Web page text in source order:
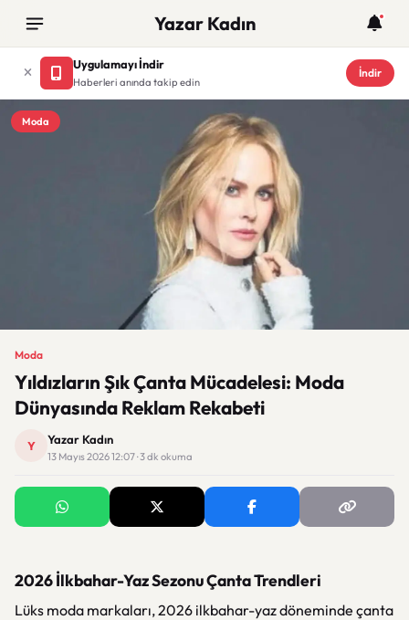
Yazar Kadın
Uygulamayı İndir
Haberleri anında takip edin
İndir
Moda
Moda
Yıldızların Şık Çanta Mücadelesi: Moda
Dünyasında Reklam Rekabeti
Y Yazar Kadın
13 Mayıs 2026 12:07 · 3 dk okuma
2026 İlkbahar-Yaz Sezonu Çanta Trendleri
Lüks moda markaları, 2026 ilkbahar-yaz döneminde çanta